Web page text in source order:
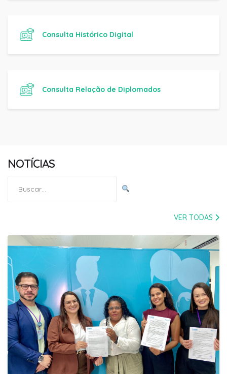
Consulta Histórico Digital
Consulta Relação de Diplomados
NOTÍCIAS
por:
VER TODAS